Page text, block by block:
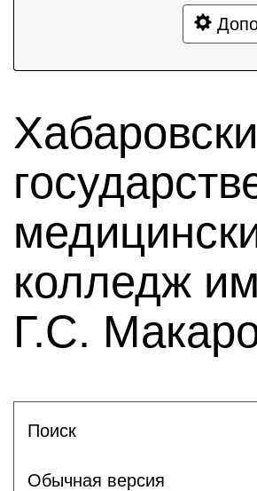
колледж
Г.С.
Поиск
Обычная версия